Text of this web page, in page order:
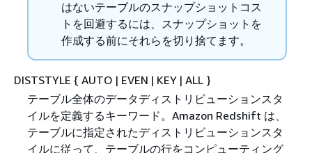
はないテーブルのスナップショットコス
トを回避するには、スナップショットを
作成する前にそれらを切り捨てます。
DISTSTYLE { AUTO | EVEN | KEY | ALL }
テーブル全体のデータディストリビューションスタ
イルを定義するキーワード。Amazon Redshift は、
テーブルに指定されたディストリビューションスタ
イルに従って、テーブルの行をコンピューティング